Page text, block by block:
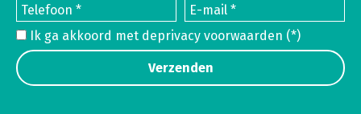
Ik ga akkoord met deprivacy voorwaarden (*)